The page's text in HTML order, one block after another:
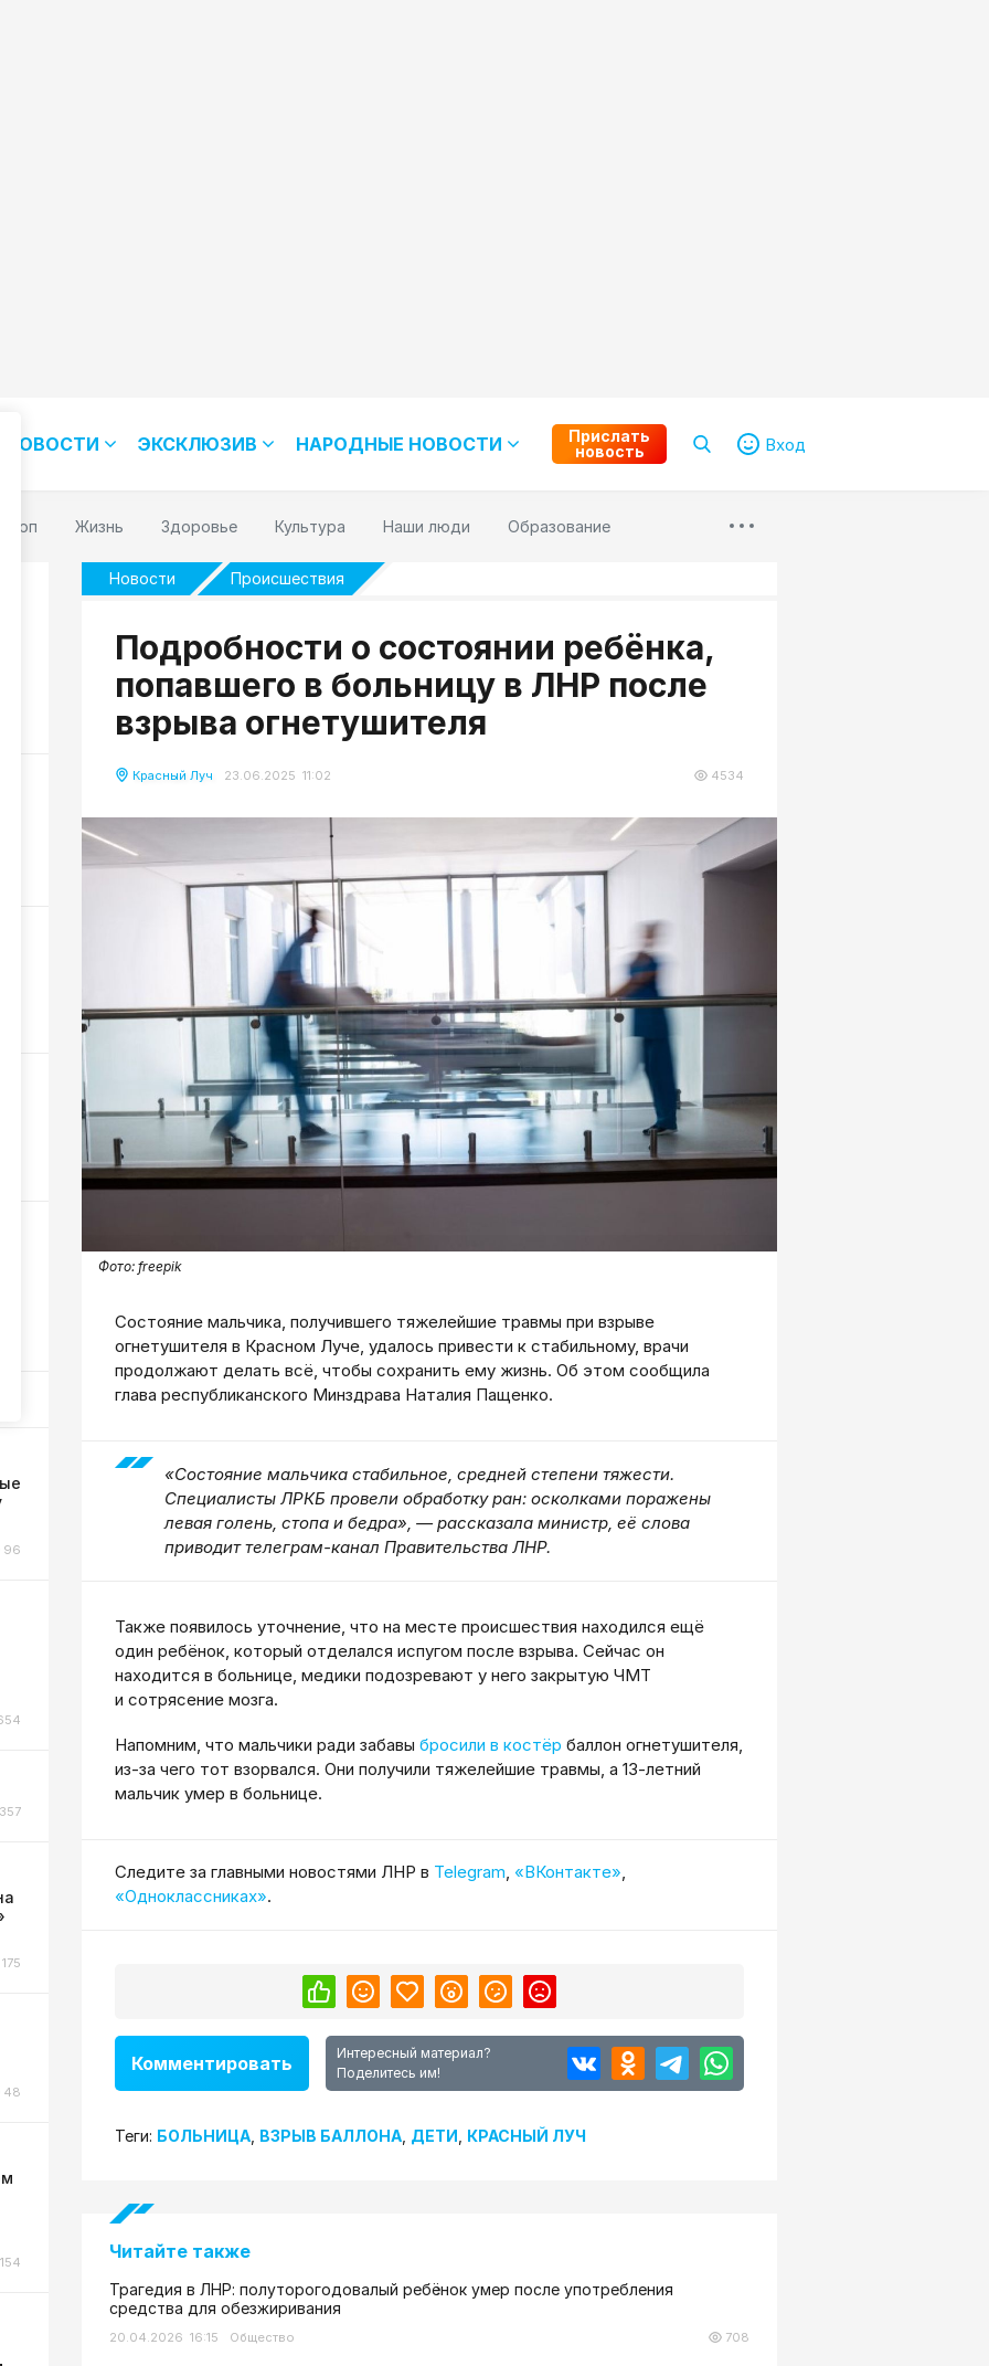
НОВОСТИ ЭКСКЛЮЗИВ НАРОДНЫЕ НОВОСТИ
Прислать
новость
Вход
Жизнь Здоровье Культура Наши люди Образование
96
357
175
48
154
Новости Происшествия
Подробности о состоянии ребёнка,
попавшего в больницу в ЛНР после
взрыва огнетушителя
Красный Луч 23.06.2025 11:02 4534
Фото: freepik
Состояние мальчика, получившего тяжелейшие травмы при взрыве
огнетушителя в Красном Луче, удалось привести к стабильному, врачи
продолжают делать всё, чтобы сохранить ему жизнь. Об этом сообщила
глава республиканского Минздрава Наталия Пащенко.
«Состояние мальчика стабильное, средней степени тяжести.
Специалисты ЛРКБ провели обработку ран: осколками поражены
левая голень, стопа и бедра», — рассказала министр, её слова
приводит телеграм-канал Правительства ЛНР.
Также появилось уточнение, что на месте происшествия находился ещё
один ребёнок, который отделался испугом после взрыва. Сейчас он
находится в больнице, медики подозревают у него закрытую ЧМТ
и сотрясение мозга.
Напомним, что мальчики ради забавы бросили в костёр баллон огнетушителя,
из-за чего тот взорвался. Они получили тяжелейшие травмы, а 13-летний
мальчик умер в больнице.
Cледите за главными новостями ЛНР в Telegram, «ВКонтакте»,
«Одноклассниках».
Комментировать
Интересный материал?
Поделитесь им!
Теги: БОЛЬНИЦА ВЗРЫВ БАЛЛОНА ДЕТИ КРАСНЫЙ ЛУЧ
Читайте также
Трагедия в ЛНР: полуторогодовалый ребёнок умер после употребления
средства для обезжиривания
20.04.2026 16:15 Общество 708